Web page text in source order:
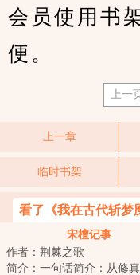
会员使用书
便。
上一
上一章
临时书架
看了《我在古代斩梦
宋檀记事
作者：荆棘之歌
简介：一句话简介：从修